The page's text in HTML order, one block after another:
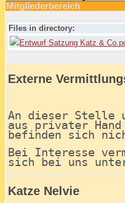
Mitgliederbereich
Files in directory:
Entwurf Satzung Katz &
Externe
An dieser Stelle
aus privater
befinden sich
Bei Interesse
sich bei uns unter
Katze Nelvie